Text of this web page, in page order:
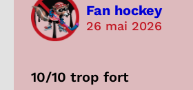
Fan hockey
26 mai 2026
10/10 trop fort